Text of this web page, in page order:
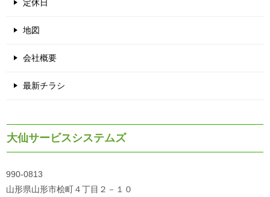
定休日
地図
会社概要
最新チラシ
大仙サービスシステムズ
990-0813
山形県山形市桧町４丁目２－１０